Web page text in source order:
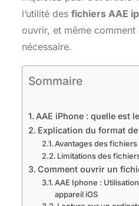
l’utilité des fichiers AAE
ouvrir, et même comment
nécessaire.
Sommaire
AAE iPhone : quelle est
Explication du format
Avantages des fichiers
Limitations des
Comment ouvrir un
AAE Iphone :
appareil iOS